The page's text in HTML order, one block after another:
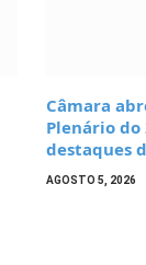
Câmara
Plenário do
destaques
AGOSTO 5, 2026